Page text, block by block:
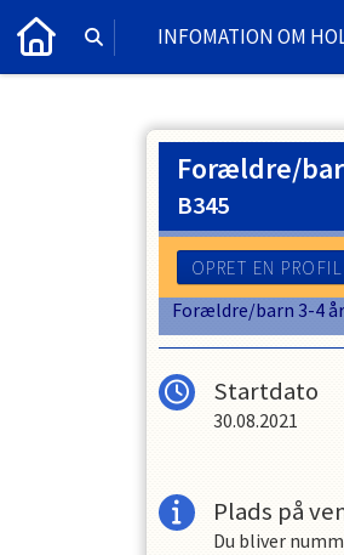
INFOMATION OM
Forældre/
B345
Forældre/barn 3-4
Startdato
30.08.2021
Plads på
Du bliver